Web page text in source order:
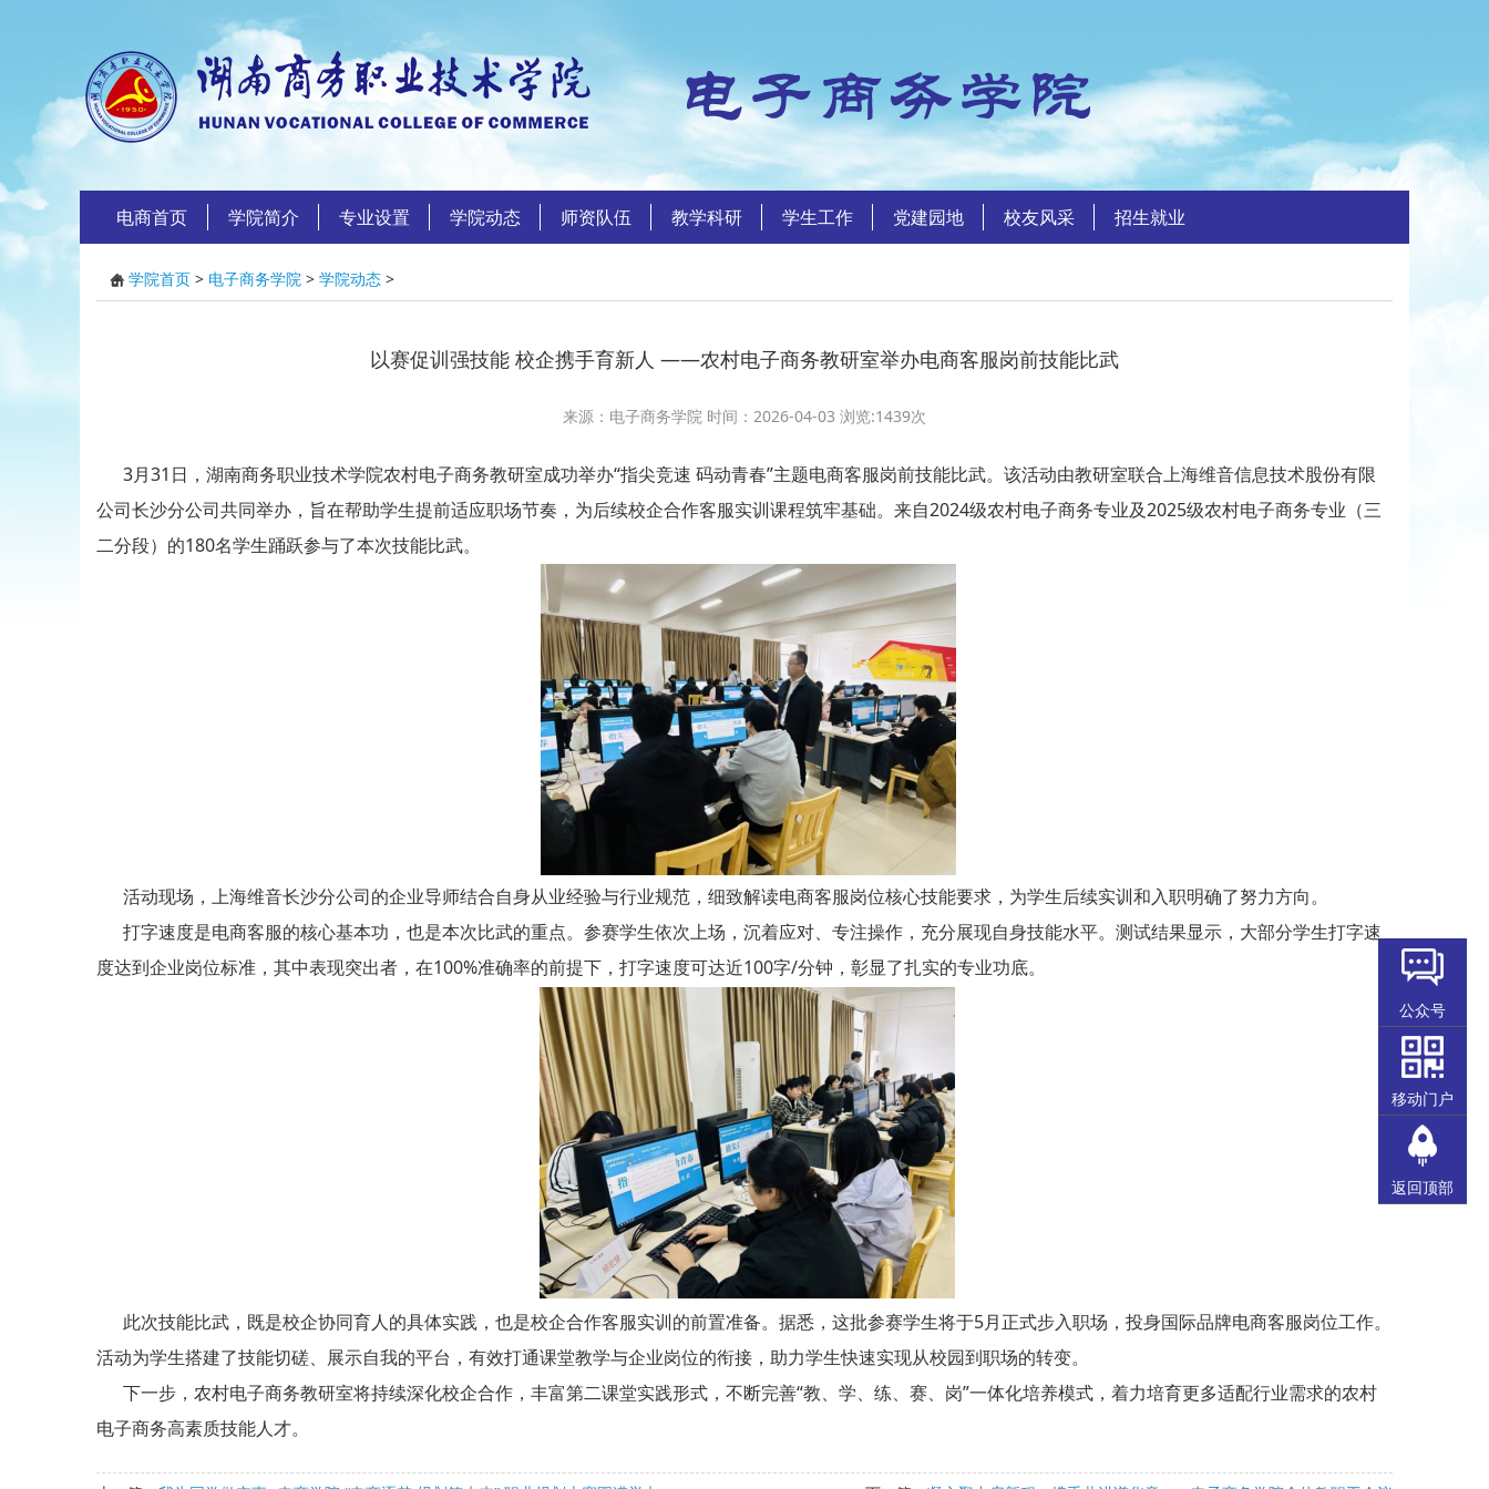
电商首页 学院简介 专业设置 学院动态 师资队伍 教学科研 学生工作 党建园地 校友风采 招生就业
学院首页 > 电子商务学院 > 学院动态 >
以赛促训强技能 校企携手育新人 ——农村电子商务教研室举办电商客服岗前技能比武
来源：电子商务学院 时间：2026-04-03 浏览:1439次
3月31日，湖南商务职业技术学院农村电子商务教研室成功举办“指尖竞速 码动青春”主题电商客服岗前技能比武。该活动由教研室联合上海维音信息技术股份有限
公司长沙分公司共同举办，旨在帮助学生提前适应职场节奏，为后续校企合作客服实训课程筑牢基础。来自2024级农村电子商务专业及2025级农村电子商务专业（三
二分段）的180名学生踊跃参与了本次技能比武。
活动现场，上海维音长沙分公司的企业导师结合自身从业经验与行业规范，细致解读电商客服岗位核心技能要求，为学生后续实训和入职明确了努力方向。
打字速度是电商客服的核心基本功，也是本次比武的重点。参赛学生依次上场，沉着应对、专注操作，充分展现自身技能水平。测试结果显示，大部分学生打字速
度达到企业岗位标准，其中表现突出者，在100%准确率的前提下，打字速度可达近100字/分钟，彰显了扎实的专业功底。
此次技能比武，既是校企协同育人的具体实践，也是校企合作客服实训的前置准备。据悉，这批参赛学生将于5月正式步入职场，投身国际品牌电商客服岗位工作。
活动为学生搭建了技能切磋、展示自我的平台，有效打通课堂教学与企业岗位的衔接，助力学生快速实现从校园到职场的转变。
下一步，农村电子商务教研室将持续深化校企合作，丰富第二课堂实践形式，不断完善“教、学、练、赛、岗”一体化培养模式，着力培育更多适配行业需求的农村
电子商务高素质技能人才。
公众号
移动门户
返回顶部